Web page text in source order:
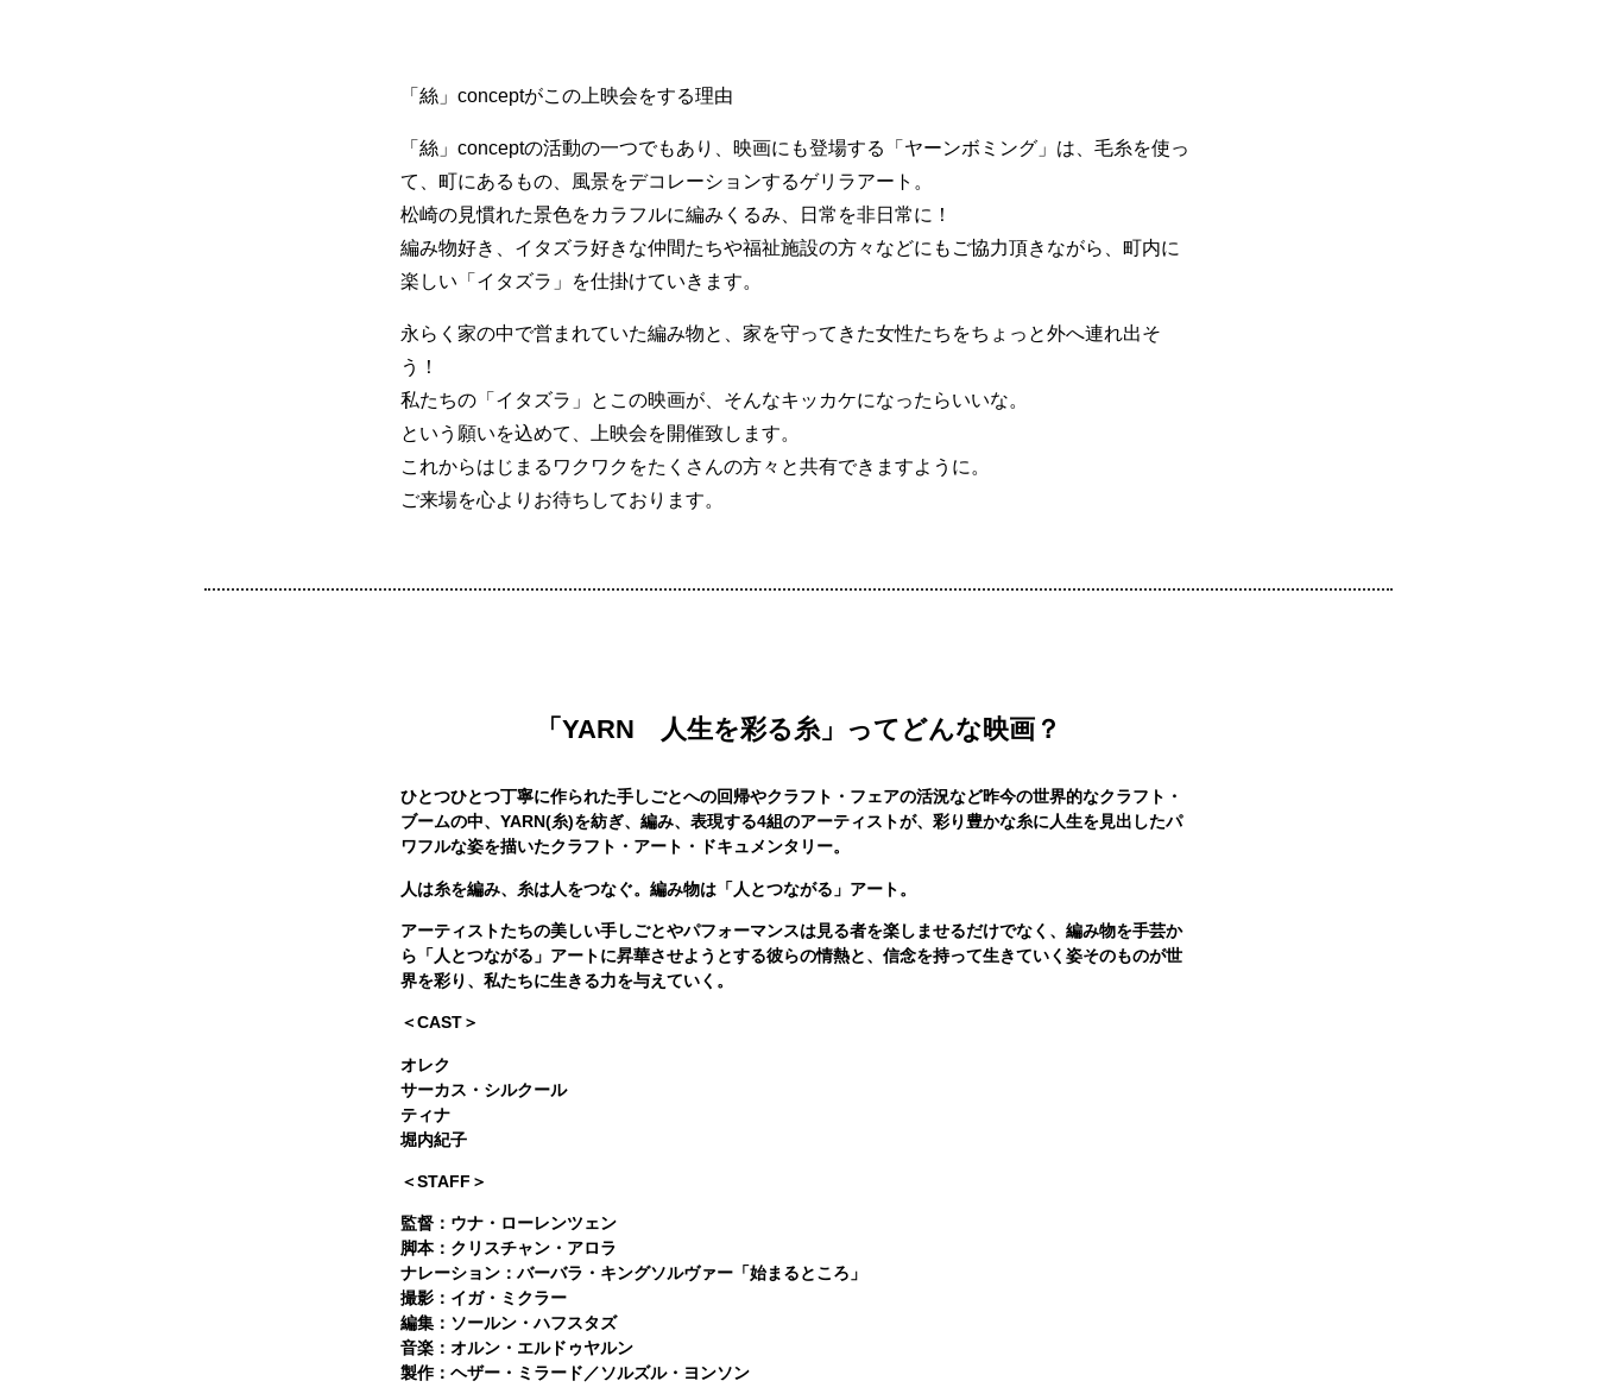
「絲」conceptがこの上映会をする理由
「絲」conceptの活動の一つでもあり、映画にも登場する「ヤーンボミング」は、毛糸を使っ
て、町にあるもの、風景をデコレーションするゲリラアート。
松崎の見慣れた景色をカラフルに編みくるみ、日常を非日常に！
編み物好き、イタズラ好きな仲間たちや福祉施設の方々などにもご協力頂きながら、町内に
楽しい「イタズラ」を仕掛けていきます。
永らく家の中で営まれていた編み物と、家を守ってきた女性たちをちょっと外へ連れ出そ
う！
私たちの「イタズラ」とこの映画が、そんなキッカケになったらいいな。
という願いを込めて、上映会を開催致します。
これからはじまるワクワクをたくさんの方々と共有できますように。
ご来場を心よりお待ちしております。
「YARN 人生を彩る糸」ってどんな映画？
ひとつひとつ丁寧に作られた手しごとへの回帰やクラフト・フェアの活況など昨今の世界的なクラフト・
ブームの中、YARN(糸)を紡ぎ、編み、表現する4組のアーティストが、彩り豊かな糸に人生を見出したパ
ワフルな姿を描いたクラフト・アート・ドキュメンタリー。
人は糸を編み、糸は人をつなぐ。編み物は「人とつながる」アート。
アーティストたちの美しい手しごとやパフォーマンスは見る者を楽しませるだけでなく、編み物を手芸か
ら「人とつながる」アートに昇華させようとする彼らの情熱と、信念を持って生きていく姿そのものが世
界を彩り、私たちに生きる力を与えていく。
＜CAST＞
オレク
サーカス・シルクール
ティナ
堀内紀子
＜STAFF＞
監督： ウナ・ローレンツェン
脚本： クリスチャン・アロラ
ナレーション： バーバラ・キングソルヴァー「始まるところ」
撮影： イガ・ミクラー
編集： ソールン・ハフスタズ
音楽： オルン・エルドゥヤルン
製作： ヘザー・ミラード／ソルズル・ヨンソン